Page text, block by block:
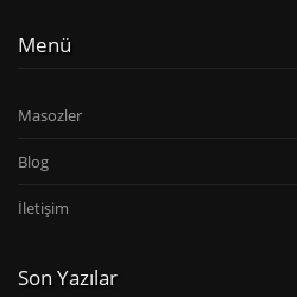
Menü
Masozler
Blog
İletişim
Son Yazılar